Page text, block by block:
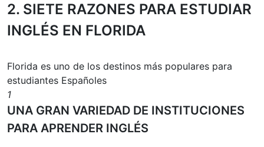
2. SIETE RAZONES PARA ESTUDIAR
INGLÉS EN FLORIDA
Florida es uno de los destinos más populares para
estudiantes Españoles
1
UNA GRAN VARIEDAD DE INSTITUCIONES
PARA APRENDER INGLÉS